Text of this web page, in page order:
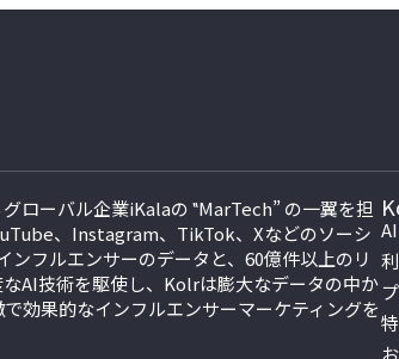
ローバル企業iKalaの ‟MarTech” の一翼を担
、Instagram、TikTok、Xなどのソーシ
フルエンサーのデータと、60億件以上のリ
AI技術を駆使し、Kolrは膨大なデータの中か
効果的なインフルエンサーマーケティングを